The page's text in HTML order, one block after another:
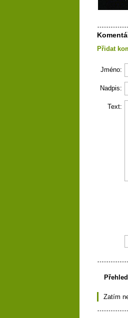
Přidat
Jméno:
Nadpis:
Text:
Zatím